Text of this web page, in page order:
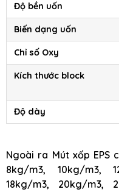
Độ bền uốn
Biến dạng uốn
Chỉ số Oxy
Kích thước block
Độ dày
Ngoài ra Mút xốp
8kg/m3, 10kg/m3,
18kg/m3, 20kg/m3,